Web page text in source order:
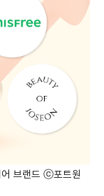
어 브랜드 ⓒ포트원